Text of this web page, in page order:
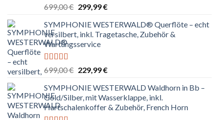
Bewertet
4.80
von 5
699,00€ Ursprünglicher
war:
699,00 €
299,99€Aktueller
ist:
299,99 €.
SYMPHONIE WESTERWALD® Querflöte – echt
versilbert, inkl. Tragetasche, Zubehör &
Wartungsservice
Bewertet
4.83
von 5
699,00€ Ursprünglicher
war:
699,00 €
229,99€Aktueller
ist:
229,99 €.
SYMPHONIE WESTERWALD Waldhorn in Bb –
Gold/Silber, mit Wasserklappe, inkl.
Hartschalenkoffer & Zubehör, French Horn